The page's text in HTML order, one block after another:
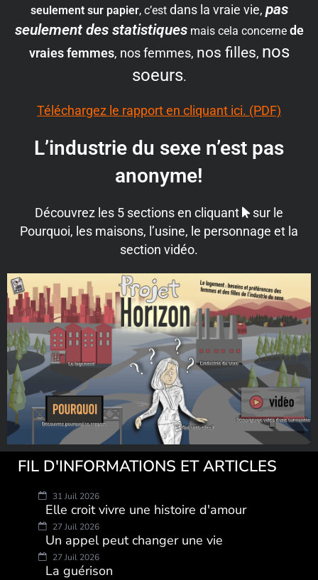
seulement sur papier, c’estdans la vraie vie, pas
seulement des statistiquesmais cela concerne de
vraies femmes, nos femmes, nos filles, nos
soeurs.
Téléchargez le rapport en cliquant ici. (PDF)
L’industrie du sexe n’est pas
anonyme!
Découvrez les 5 sections en cliquant
sur le
Pourquoi, les maisons, l’usine, le personnage et la
section vidéo.
FIL D'INFORMATIONS ET ARTICLES
31 Juil 2026
Elle croit vivre une histoire d'amour
27 Juil 2026
Un appel peut changer une vie
27 Juil 2026
La guérison